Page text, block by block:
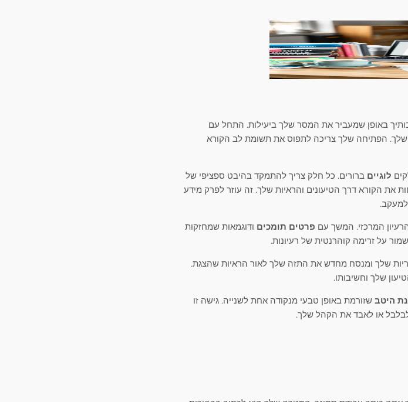
באופן שמעביר את המסר שלך ביעילות. התחל עם
שלך. הפתיחה שלך צריכה לתפוס את תשומת לב הקורא
לוגיים ברורים. כל חלק צריך להתמקד בהיבט ספציפי של
את הקורא דרך הטיעונים והראיות שלך. זה עוזר לפרק מידע
למעקב.
המרכזי. המשך עם פרטים תומכים ודוגמאות שמחזקות
על זרימה קוהרנטית של רעיונות.
שלך ומנסח מחדש את התזה שלך לאור הראיות שהצגת.
שלך וחשיבותו.
היטב שזורמת באופן טבעי מנקודה אחת לשנייה. גישה זו
או לאבד את הקהל שלך.